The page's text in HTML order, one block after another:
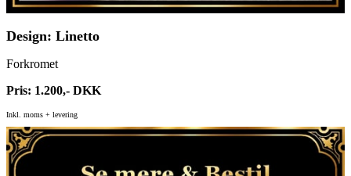
Design: Linetto
Forkromet
Pris: 1.200,- DKK
Inkl. moms + levering